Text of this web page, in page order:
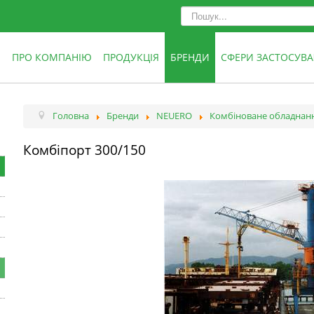
ПРО КОМПАНІЮ ПРОДУКЦІЯ БРЕНДИ СФЕРИ
Головна Бренди NEUERO Комбіноване
Комбіпорт 300/150